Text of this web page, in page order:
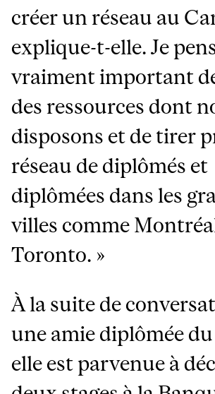
créer un réseau au
explique-t-elle. Je
vraiment important
des ressources dont
disposons et de tirer
réseau de diplômés et
diplômées dans les
villes comme
Toronto. »
À la suite de
une amie diplômée
elle est parvenue à